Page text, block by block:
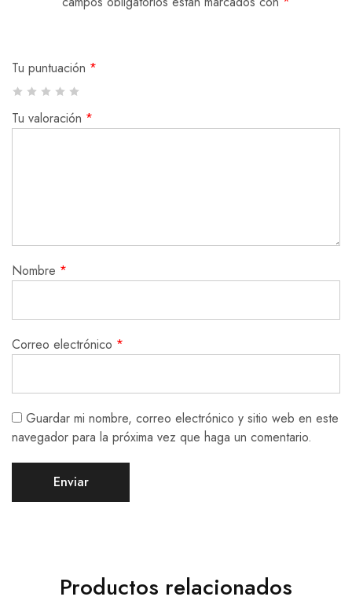
Tu puntuación *
Tu valoración *
Nombre *
Correo electrónico *
Guardar mi nombre, correo electrónico y sitio web en este
navegador para la próxima vez que haga un comentario.
Productos relacionados